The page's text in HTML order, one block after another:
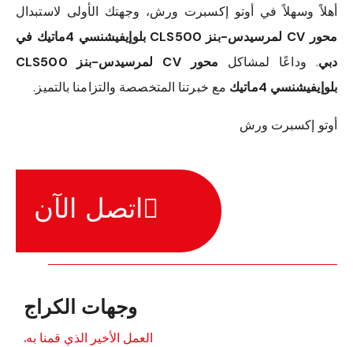
أهلاً وسهلاً في أوتو إكسبرت ورش، وجهتك الأولى لاستبدال
محور CV لمرسيدس-بنز CLS500 بلوإيفيشنسي 4ماتيك في
دبي. وداعًا لمشاكل
محور CV لمرسيدس-بنز CLS500
بلوإيفيشنسي 4ماتيك
مع خبرتنا المتخصصة والتزامنا بالتميز.
أوتو إكسبرت ورش
اتصل الآن
وجهات الكراج
العمل الأخير الذي قمنا به.